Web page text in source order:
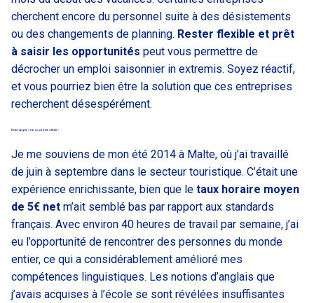
cherchent encore du personnel suite à des désistements
ou des changements de planning. Rester flexible et prêt
à saisir les opportunités peut vous permettre de
décrocher un emploi saisonnier in extremis. Soyez réactif,
et vous pourriez bien être la solution que ces entreprises
recherchent désespérément.
Élodie (Angers) « Oser un job d’été à Malte »
Je me souviens de mon été 2014 à Malte, où j’ai travaillé
de juin à septembre dans le secteur touristique. C’était une
expérience enrichissante, bien que le taux horaire moyen
de 5€ net m’ait semblé bas par rapport aux standards
français. Avec environ 40 heures de travail par semaine, j’ai
eu l’opportunité de rencontrer des personnes du monde
entier, ce qui a considérablement amélioré mes
compétences linguistiques. Les notions d’anglais que
j’avais acquises à l’école se sont révélées insuffisantes